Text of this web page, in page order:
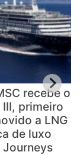
recebe o
primeiro
a LNG
de luxo
Journeys